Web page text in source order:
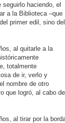
haciendo, el
a la Biblioteca –que
primer edil, sino del
al quitarle a la
totalmente
de ir, verlo y
nombre de otro
que logró, al cabo de
al tirar por la